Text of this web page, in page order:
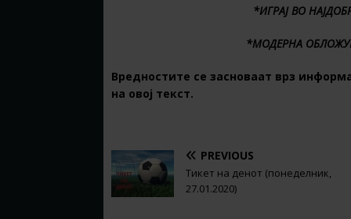
*ИГРАЈ ВО
*МОДЕРНА
Вредностите се засноваат врз
на овој текст.
PREVIOUS
Тикет на денот (понеделник,
27.01.2020)